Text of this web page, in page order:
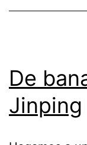
De
Jinping